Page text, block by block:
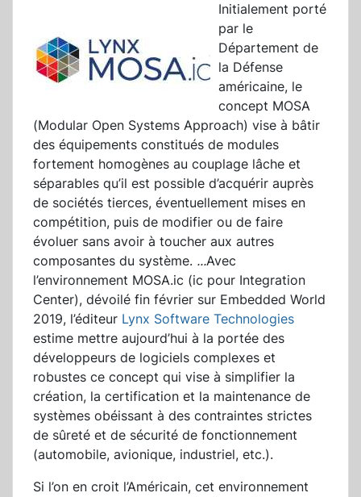
Initialement porté
par le
Département de
la Défense
américaine, le
concept MOSA
(Modular Open Systems Approach) vise à bâtir
des équipements constitués de modules
fortement homogènes au couplage lâche et
séparables qu’il est possible d’acquérir auprès
de sociétés tierces, éventuellement mises en
compétition, puis de modifier ou de faire
évoluer sans avoir à toucher aux autres
composantes du système. ...Avec
l’environnement MOSA.ic (ic pour Integration
Center), dévoilé fin février sur Embedded World
2019, l’éditeur Lynx Software Technologies
estime mettre aujourd’hui à la portée des
développeurs de logiciels complexes et
robustes ce concept qui vise à simplifier la
création, la certification et la maintenance de
systèmes obéissant à des contraintes strictes
de sûreté et de sécurité de fonctionnement
(automobile, avionique, industriel, etc.).
Si l’on en croit l’Américain, cet environnement